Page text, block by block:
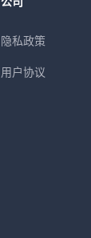
隐私政策
用户协议